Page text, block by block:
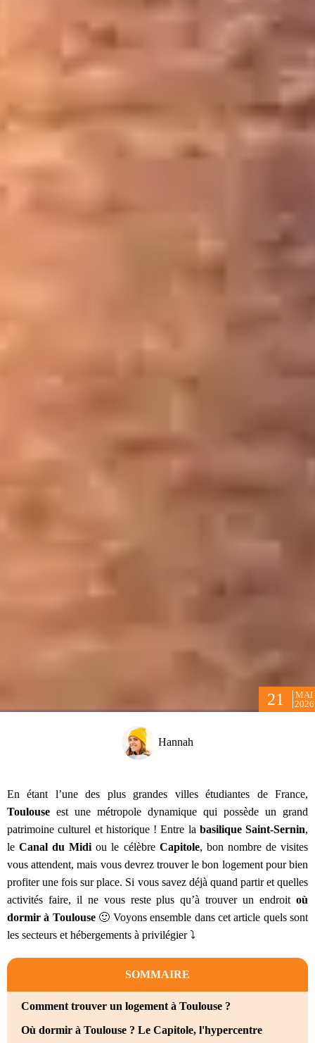
21
MAI
2026
Hannah
En étant l’une des plus grandes villes étudiantes de France,
Toulouse est une métropole dynamique qui possède un grand
patrimoine culturel et historique ! Entre la basilique Saint-Sernin,
leCanal du Midi ou le célèbre Capitole, bon nombre de visites
vous attendent, mais vous devrez trouver le bon logement pour bien
profiter une fois sur place. Si vous savez déjà quand partir et quelles
activités faire, il ne vous reste plus qu’à trouver un endroit où
dormir à Toulouse🙂 Voyons ensemble dans cet article quels sont
les secteurs et hébergements à privilégier ⤵️
SOMMAIRE
Comment trouver un logement à Toulouse ?
Où dormir à Toulouse ? Le Capitole, l'hypercentre